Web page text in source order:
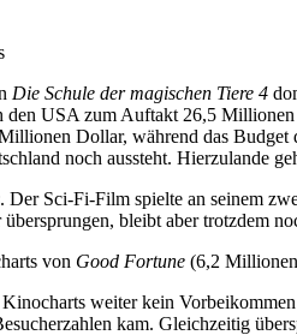
Die Schule der magischen Tiere 4
USA zum Auftakt 26,5
Dollar, während das
noch aussteht. Hierzulande
. Der Sci-Fi-Film spielte an seinem
bleibt aber trotzdem
von Good Fortune (6,2
weiter kein
kam. Gleichzeitig